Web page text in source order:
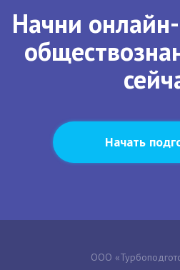
Начни
Начать
ООО